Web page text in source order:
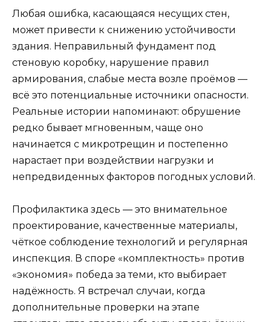
Любая ошибка, касающаяся несущих стен,
может привести к снижению устойчивости
здания. Неправильный фундамент под
стеновую коробку, нарушение правил
армирования, слабые места возле проёмов —
всё это потенциальные источники опасности.
Реальные истории напоминают: обрушение
редко бывает мгновенным, чаще оно
начинается с микротрещин и постепенно
нарастает при воздействии нагрузки и
непредвиденных факторов погодных условий.
Профилактика здесь — это внимательное
проектирование, качественные материалы,
чёткое соблюдение технологий и регулярная
инспекция. В споре «комплектность» против
«экономия» победа за теми, кто выбирает
надёжность. Я встречал случаи, когда
дополнительные проверки на этапе